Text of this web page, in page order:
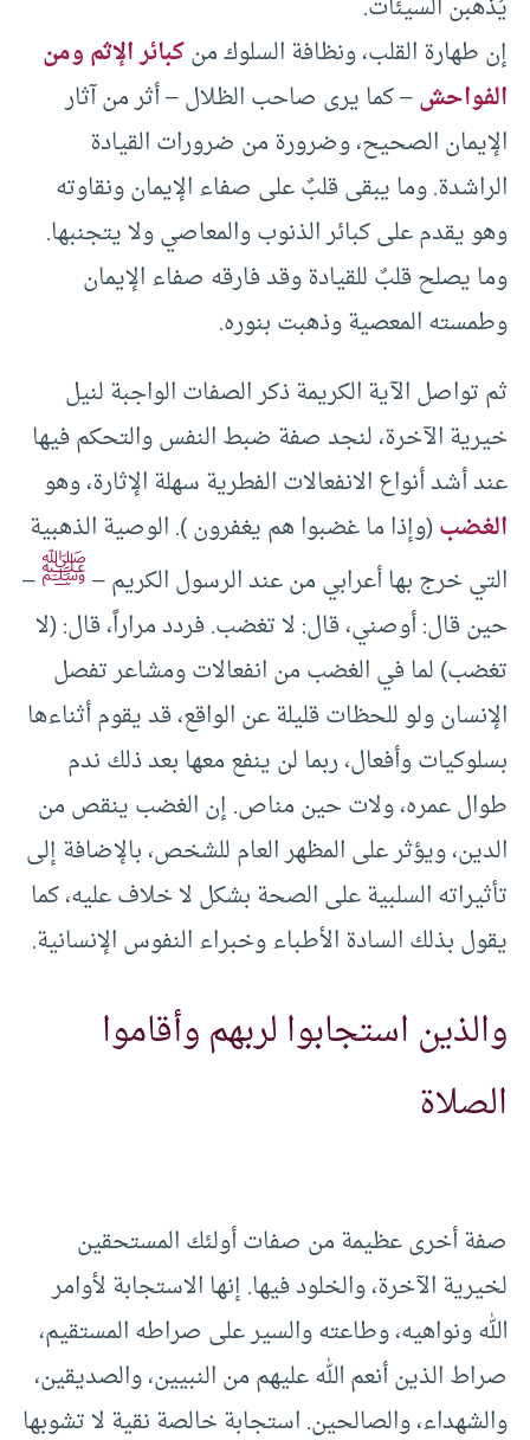
إن طهارة القلب، ونظافة السلوك منكبائر الإثم ومن
الفواحش– كما يرى صاحب الظلال – أثر من آثار
الإيمان الصحيح، وضرورة من ضرورات القيادة
الراشدة. وما يبقى قلبٌ على صفاء الإيمان ونقاوته
وهو يقدم على كبائر الذنوب والمعاصي ولا يتجنبها.
وما يصلح قلبٌ للقيادة وقد فارقه صفاء الإيمان
وطمسته المعصية وذهبت بنوره.
ثم تواصل الآية الكريمة ذكر الصفات الواجبة لنيل
خيرية الآخرة، لنجد صفة ضبط النفس والتحكم فيها
عند أشد أنواع الانفعالات الفطرية سهلة الإثارة، وهو
الغضب(وإذا ما غضبوا هم يغفرون ). الوصية الذهبية
التي خرج بها أعرابي من عند الرسول الكريم –ﷺ–
حين قال: أوصني، قال: لا تغضب. فردد مراراً، قال: (لا
تغضب) لما في الغضب من انفعالات ومشاعر تفصل
الإنسان ولو للحظات قليلة عن الواقع، قد يقوم أثناءها
بسلوكيات وأفعال، ربما لن ينفع معها بعد ذلك ندم
طوال عمره، ولات حين مناص. إن الغضب ينقص من
الدين، ويؤثر على المظهر العام للشخص، بالإضافة إلى
تأثيراته السلبية على الصحة بشكل لا خلاف عليه، كما
يقول بذلك السادة الأطباء وخبراء النفوس الإنسانية.
والذين استجابوا لربهم وأقاموا
الصلاة
صفة أخرى عظيمة من صفات أولئك المستحقين
لخيرية الآخرة، والخلود فيها. إنها الاستجابة لأوامر
الله ونواهيه، وطاعته والسير على صراطه المستقيم،
صراط الذين أنعم الله عليهم من النبيين، والصديقين،
والشهداء، والصالحين. استجابة خالصة نقية لا تشوبها